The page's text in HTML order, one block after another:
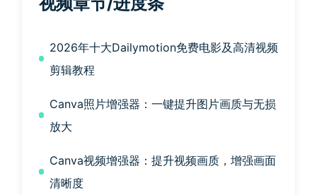
2026年十大Dailymotion免费电影及高清视频
剪辑教程
Canva照片增强器：一键提升图片画质与无损
放大
Canva视频增强器：提升视频画质，增强画面
清晰度